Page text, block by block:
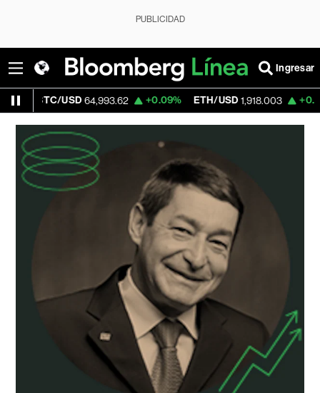
PUBLICIDAD
Ingresar
BTC/USD 64,993.62 +0.09% ETH/USD 1,918.003 +0.21%